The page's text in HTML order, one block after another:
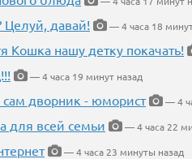
Целуй, давай!
— 4 часа 18
Кошка нашу детку покачать!
— 4 часа 19 минут назад
сам дворник - юморист
— 4
для всей семьи
— 4 часа 22
— 4 часа 23 минуты назад